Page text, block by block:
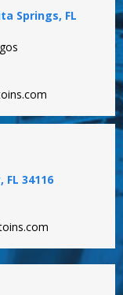
Springs, FL
FL 34116